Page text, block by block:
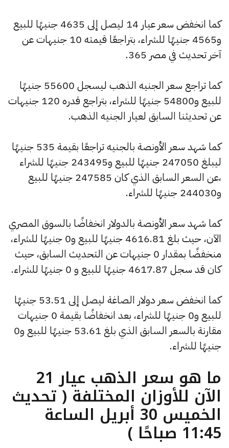
كما انخفض سعر عيار 14 ليصل إلى 4635 جنيهًا للبيع
و4565 جنيهًا للشراء، بتراجعًا قيمته 10 جنيهات عن
آخر تحديث في مصر 365.
كما تراجع سعر الجنيه الذهب ليسجل 55600 جنيهًا
للبيع و54800 جنيهًا للشراء، بتراجع قدره 120 جنيهات
عن تحديثنا السابق لعيار الجنيه الذهب.
كما شهد سعر الأونصة بالجنيه تراجعًا بقيمة 535 جنيهًا
ليبلغ 247050 جنيهًا للبيع و243495 جنيهًا للشراء
،عن السعر السابق الذي كان 247585 جنيهًا للبيع
و244030 جنيهًا للشراء.
كما شهد سعر الأونصة بالدولار انخفاضًا بالسوق المصري
الآن، حيث بلغ 4616.81 جنيهًا للبيع و0 جنيهًا للشراء،
منخفضًا بمقدار 0 جنيهات عن التحديث السابق، حيث
كان قد سجل 4617.87 جنيهًا للبيع و 0 جنيهًا للشراء.
كما انخفض سعر دولار الصاغة ليصل إلى 53.51 جنيهًا
للبيع و0 جنيهًا للشراء، بعد انخفاضًا بقيمة 0 جنيهات
مقارنة بالسعر السابق الذي بلغ 53.61 جنيهًا للبيع و0
جنيهًا للشراء.
ما هو سعر الذهب عيار 21
الآن للأوزان المختلفة ( تحديث
الخميس 30 أبريل الساعة
11:45 صباحًا )